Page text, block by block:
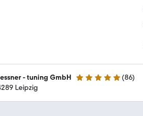
- tuning GmbH 5 Sterne (86)
Leipzig